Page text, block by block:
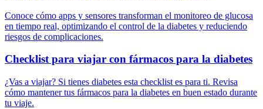
Conoce cómo apps y sensores transforman el monitoreo de glucosa
en tiempo real, optimizando el control de la diabetes y reduciendo
riesgos de complicaciones.
Checklist para viajar con fármacos para la diabetes
¿Vas a viajar? Si tienes diabetes esta checklist es para ti. Revisa
cómo mantener tus fármacos para la diabetes en buen estado durante
tu viaje.